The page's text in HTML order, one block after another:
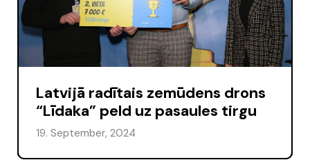
Latvijā radītais zemūdens drons
“Līdaka” peld uz pasaules tirgu
19. September, 2024